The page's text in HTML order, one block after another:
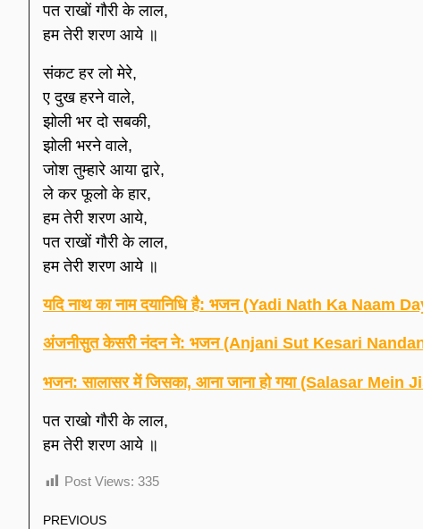
पत राखों गौरी के लाल,
हम तेरी शरण आये ॥
संकट हर लो मेरे,
ए दुख हरने वाले,
झोली भर दो सबकी,
झोली भरने वाले,
जोश तुम्हारे आया द्वारे,
ले कर फूलो के हार,
हम तेरी शरण आये,
पत राखों गौरी के लाल,
हम तेरी शरण आये ॥
यदि नाथ का नाम दयानिधि है: भजन (Yadi Nath Ka Naam
अंजनीसुत केसरी नंदन ने: भजन (Anjani Sut Kesari
भजन: सालासर में जिसका, आना जाना हो गया (Salasar
पत राखो गौरी के लाल,
हम तेरी शरण आये ॥
Post Views: 335
PREVIOUS